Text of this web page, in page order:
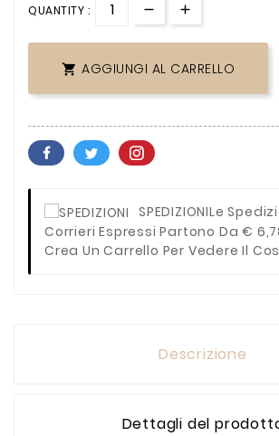
QUANTITY :
 AGGIUNGI AL CARRELLO
SPEDIZIONILe
Corrieri Espressi Partono Da €
Crea Un Carrello Per Vedere Il
Descrizione
Dettagli del